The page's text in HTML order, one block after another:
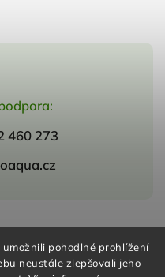
umožnili pohodlné prohlížení
neustále zlepšovali jeho
460 273
Shoptak.cz